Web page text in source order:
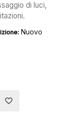
di luci,
Nuovo
favorite_border